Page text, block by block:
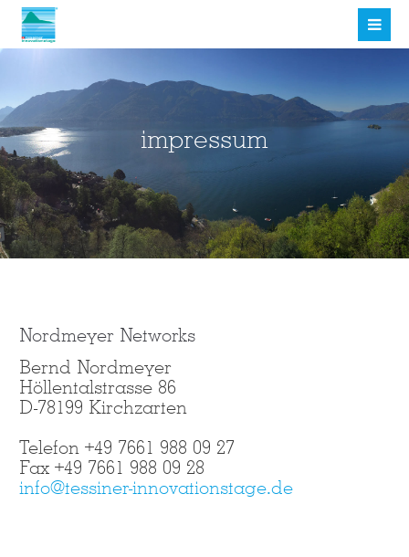
Login
Benutzername
Passwort
Support
Lorem ipsum dolor sit amet:
impressum
Nordmeyer Networks
Bernd Nordmeyer
Höllentalstrasse 86
D-78199 Kirchzarten
Telefon +49 7661 988 09 27
Fax +49 7661 988 09 28
info@tessiner-innovationstage.de